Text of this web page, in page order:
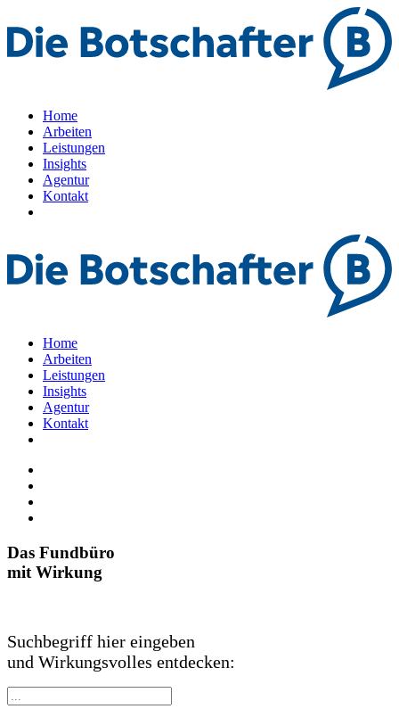
Home
Arbeiten
Leistungen
Insights
Agentur
Kontakt
Home
Arbeiten
Leistungen
Insights
Agentur
Kontakt
Das Fundbüro
mit Wirkung
Suchbegriff hier eingeben
und Wirkungsvolles entdecken: